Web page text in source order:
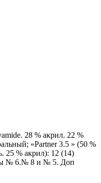
28 % акрил. 22 %
«Partner 3.5 » (50 %
25 % акрил): 12 (14)
№ 6.№ 8 и № 5. Доп